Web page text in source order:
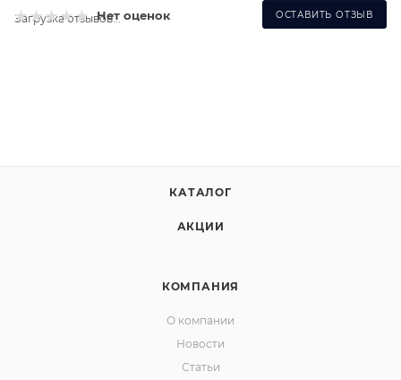
Нет оценок ОСТАВИТЬ ОТЗЫВ
Загрузка отзывов...
КАТАЛОГ
АКЦИИ
КОМПАНИЯ
О компании
Новости
Статьи